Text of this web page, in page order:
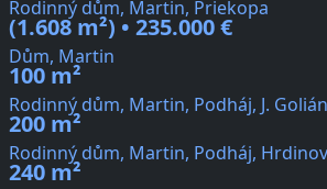
Rodinný dům, Martin, Priekopa
(1.608 m²) • 235.000 €
Dům, Martin
100 m²
Rodinný dům, Martin, Podháj, J.
200 m²
Rodinný dům, Martin, Podháj,
240 m²